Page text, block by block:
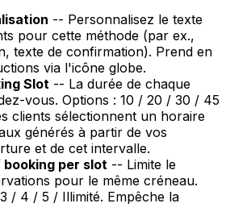
-- Personnalisez le texte
pour cette méthode (par ex.,
texte de confirmation). Prend en
via l'icône globe.
Slot -- La durée de chaque
vous. Options : 10 / 20 / 30 / 45
clients sélectionnent un horaire
générés à partir de vos
et de cet intervalle.
per slot -- Limite le
pour le même créneau.
/ 4 / 5 / Illimité. Empêche la